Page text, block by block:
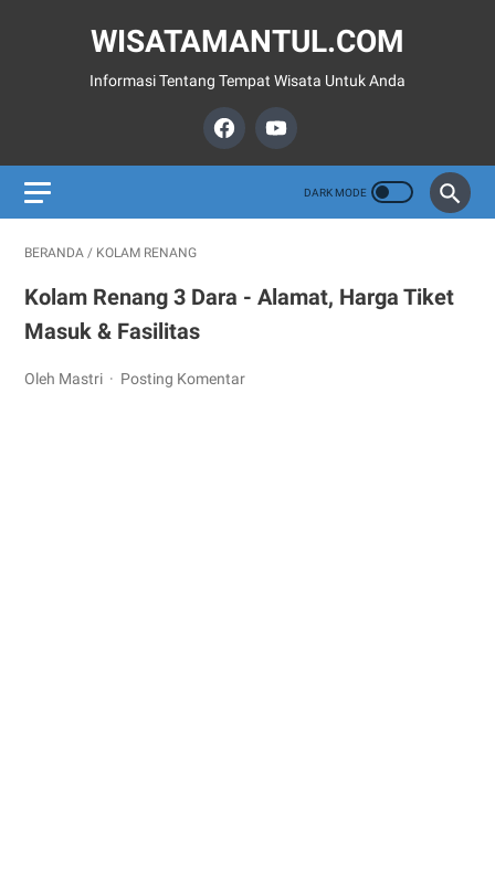
WISATAMANTUL.COM
Informasi Tentang Tempat Wisata Untuk Anda
BERANDA / KOLAM RENANG
Kolam Renang 3 Dara - Alamat, Harga Tiket
Masuk & Fasilitas
Oleh Mastri Posting Komentar